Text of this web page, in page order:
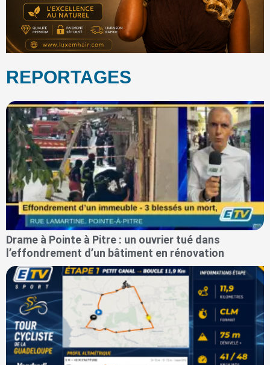
REPORTAGES
Drame à Pointe à Pitre : un ouvrier tué dans
l’effondrement d’un bâtiment en rénovation